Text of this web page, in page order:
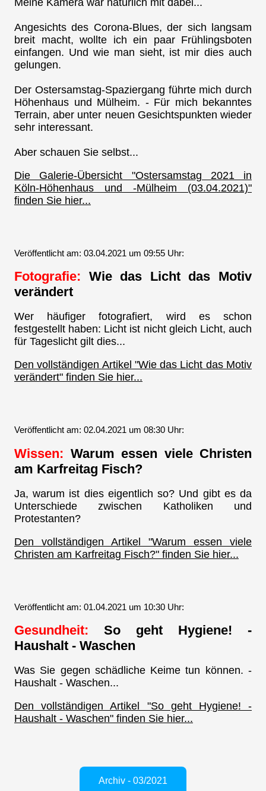
Angesichts des Corona-Blues, der sich langsam
breit macht, wollte ich ein paar Frühlingsboten
einfangen. Und wie man sieht, ist mir dies auch
gelungen.
Der Ostersamstag-Spaziergang führte mich durch
Höhenhaus und Mülheim. - Für mich bekanntes
Terrain, aber unter neuen Gesichtspunkten wieder
sehr interessant.
Aber schauen Sie selbst...
Die Galerie-Übersicht "Ostersamstag 2021 in
Köln-Höhenhaus und -Mülheim (03.04.2021)"
finden Sie hier...
Veröffentlicht am: 03.04.2021 um 09:55 Uhr:
Fotografie: Wie das Licht das Motiv
verändert
Wer häufiger fotografiert, wird es schon
festgestellt haben: Licht ist nicht gleich Licht, auch
für Tageslicht gilt dies...
Den vollständigen Artikel "Wie das Licht das Motiv
verändert" finden Sie hier...
Veröffentlicht am: 02.04.2021 um 08:30 Uhr:
Wissen: Warum essen viele Christen
am Karfreitag Fisch?
Ja, warum ist dies eigentlich so? Und gibt es da
Unterschiede zwischen Katholiken und
Protestanten?
Den vollständigen Artikel "Warum essen viele
Christen am Karfreitag Fisch?" finden Sie hier...
Veröffentlicht am: 01.04.2021 um 10:30 Uhr:
Gesundheit: So geht Hygiene! -
Haushalt - Waschen
Was Sie gegen schädliche Keime tun können. -
Haushalt - Waschen...
Den vollständigen Artikel "So geht Hygiene! -
Haushalt - Waschen" finden Sie hier...
Archiv - 03/2021